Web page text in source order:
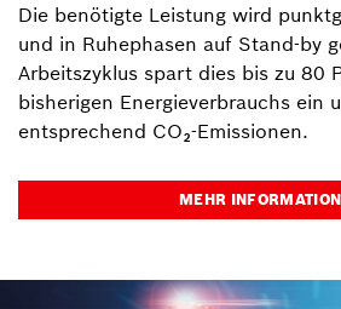
Die benötigte Leistung wird
und in Ruhephasen auf Stand-by
Arbeitszyklus spart dies bis zu 80
bisherigen Energieverbrauchs ein
entsprechend CO₂-Emissionen.
MEHR